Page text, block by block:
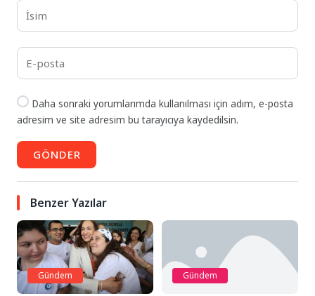
Daha sonraki yorumlarımda kullanılması için adım, e-posta
adresim ve site adresim bu tarayıcıya kaydedilsin.
GÖNDER
Benzer Yazılar
Gündem Gündem